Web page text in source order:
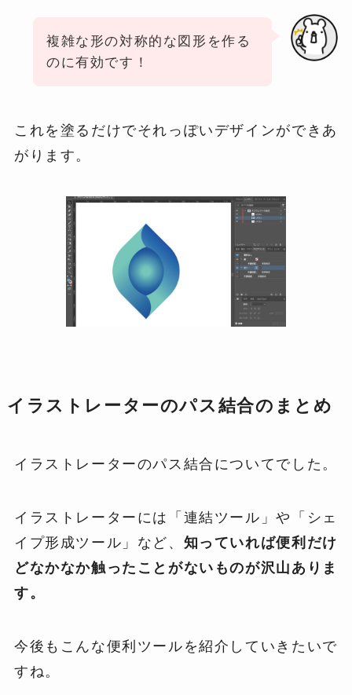
複雑な形の対称的な図形を作る
のに有効です！
これを塗るだけでそれっぽいデザインができあ
がります。
イラストレーターのパス結合のまとめ
イラストレーターのパス結合についてでした。
イラストレーターには「連結ツール」や「シェ
イプ形成ツール」など、 知っていれば便利だけ
どなかなか触ったことがないものが沢山ありま
す。
今後もこんな便利ツールを紹介していきたいで
すね。